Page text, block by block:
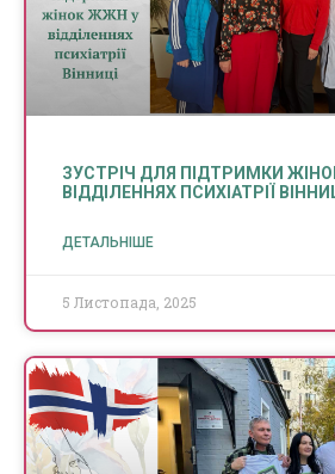
ЗУСТРІЧ ДЛЯ ПІДТРИМКИ
ВІДДІЛЕННЯХ ПСИХІАТРІЇ
ДЕТАЛЬНІШЕ
5 Листопада, 2025